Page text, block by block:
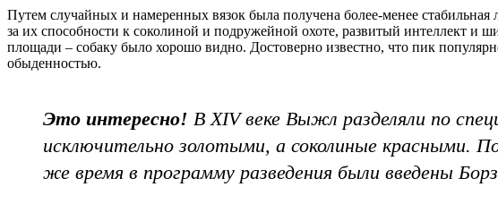
Путем случайных и намеренных вязок была получена более-менее
за их способности к соколиной и подружейной охоте, развитый интеллект
площади – собаку было хорошо видно. Достоверно известно, что пик
обыденностью.
Это интересно! В XIV веке Выжл разделяли по
исключительно золотыми, а соколиные красными.
же время в программу разведения были введены